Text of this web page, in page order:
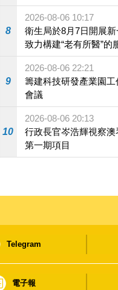
8
2026-08-06 10:17
衛生局於8月7日開展
致力構建“老有所醫”的
9
2026-08-06 22:21
籌建科技研發產業園
會議
10
2026-08-06 20:13
行政長官岑浩輝視察
第一期項目
Telegram
電子報